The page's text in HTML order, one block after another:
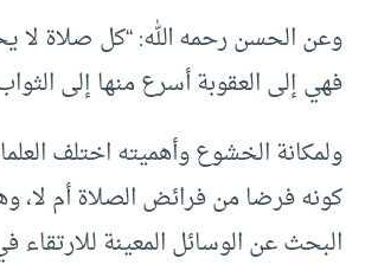
وعن الحسن رحمه الله: “كل صلاة لا
فهي إلى العقوبة أسرع منها إلى
ولمكانة الخشوع وأهميته اختلف
كونه فرضا من فرائض الصلاة أم لا،
البحث عن الوسائل المعينة